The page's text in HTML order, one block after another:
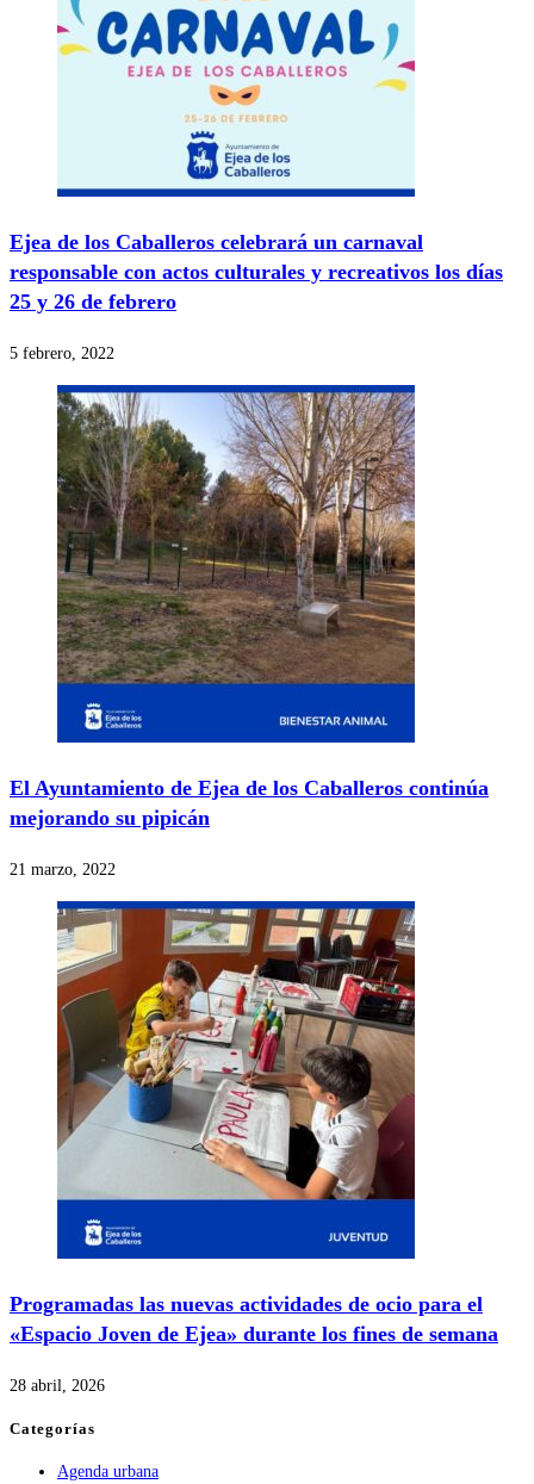
Ejea de los Caballeros celebrará un carnaval
responsable con actos culturales y recreativos los días
25 y 26 de febrero
5 febrero, 2022
El Ayuntamiento de Ejea de los Caballeros continúa
mejorando su pipicán
21 marzo, 2022
Programadas las nuevas actividades de ocio para el
«Espacio Joven de Ejea» durante los fines de semana
28 abril, 2026
Categorías
Agenda urbana